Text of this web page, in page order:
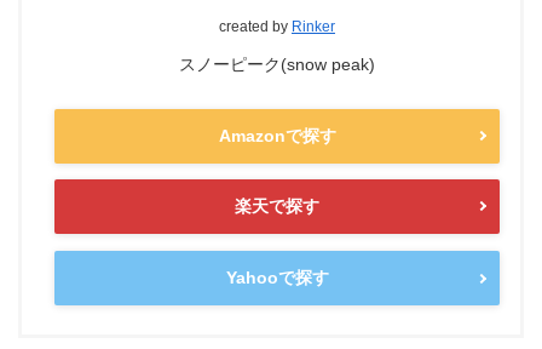
created by Rinker
スノーピーク(snow peak)
Amazonで探す
楽天で探す
Yahooで探す